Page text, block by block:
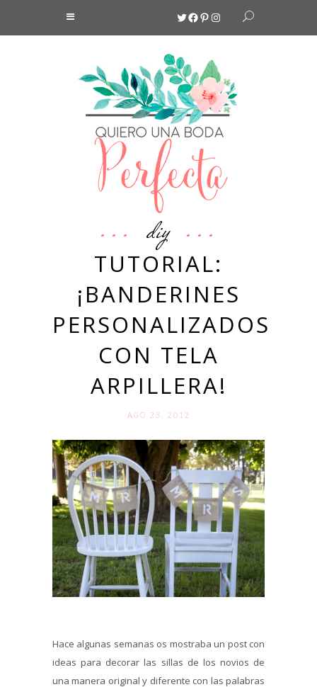
Twitter
Facebook
Pinterest
Instagram
diy
TUTORIAL:
¡BANDERINES
PERSONALIZADOS
CON TELA
ARPILLERA!
AGO 23. 2012
Hace algunas semanas os mostraba un post con
ideas para decorar las sillas de los novios de
una manera original y diferente con las palabras